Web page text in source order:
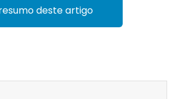
deste artigo